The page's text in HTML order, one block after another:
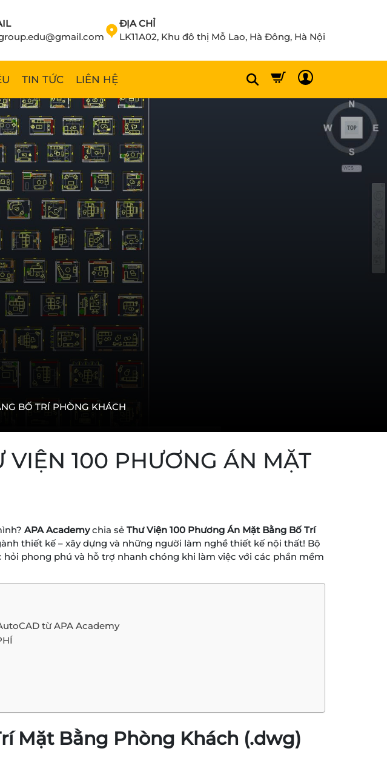
ĐỊA CHỈ
LK11A02, Khu đô thị Mỗ Lao, Hà Đông, Hà Nội
TIN TỨC LIÊN HỆ
BỐ TRÍ PHÒNG KHÁCH
VIỆN 100 PHƯƠNG ÁN MẶT
APA Academychia sẻ Thư Viện 100 Phương Án Mặt Bằng Bố Trí
thiết kế – xây dựng và những người làm nghề thiết kế nội thất! Bộ
phong phú và hỗ trợ nhanh chóng khi làm việc với các phần mềm
từ APA Academy
Mặt Bằng Phòng Khách (.dwg)